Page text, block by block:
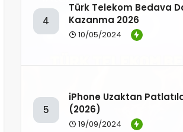
4
Türk Telekom Bedava
Kazanma 2026
10/05/2024
5
iPhone Uzaktan
(2026)
19/09/2024